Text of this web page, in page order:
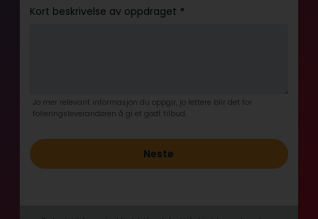
Kort beskrivelse av oppdraget *
Jo mer relevant informasjon du oppgir, jo lettere blir det for
folieringsleverandøren å gi et godt tilbud.
Neste